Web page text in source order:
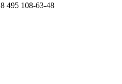
8 495 108-63-48